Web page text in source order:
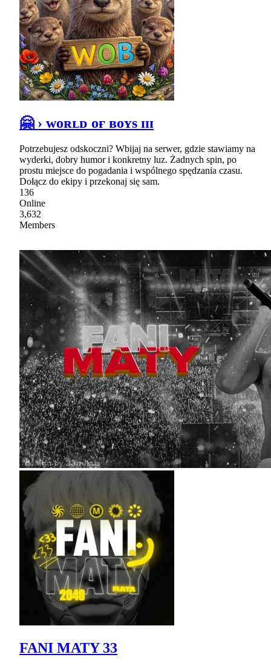
🤗 › ᴡᴏʀʟᴅ ᴏғ ʙᴏʏs ɪɪɪ
Potrzebujesz odskoczni? Wbijaj na serwer, gdzie stawiamy na
wyderki, dobry humor i konkretny luz. Żadnych spin, po
prostu miejsce do pogadania i wspólnego spędzania czasu.
Dołącz do ekipy i przekonaj się sam.
136
Online
3,632
Members
FANI MATY 33